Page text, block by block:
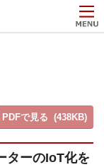
PDFで見る (438KB)
ターのIoT化を